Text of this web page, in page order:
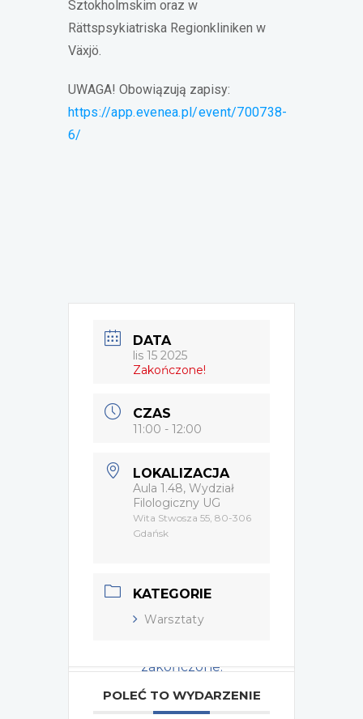
Sztokholmskim oraz w
Rättspsykiatriska Regionkliniken w
Växjö.
UWAGA! Obowiązują zapisy:
https://app.evenea.pl/event/700738-
6/
DATA
lis 15 2025
Zakończone!
CZAS
11:00 - 12:00
LOKALIZACJA
Aula 1.48, Wydział
Filologiczny UG
Wita Stwosza 55, 80-306
Gdańsk
KATEGORIE
Warsztaty
zakończone.
POLEĆ TO WYDARZENIE